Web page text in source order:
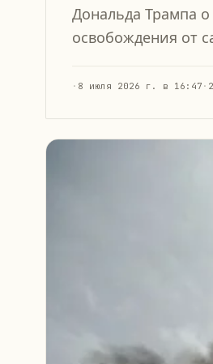
Дональда Трампа
освобождения от
· 8 июля 2026 г. в 16:47 ·